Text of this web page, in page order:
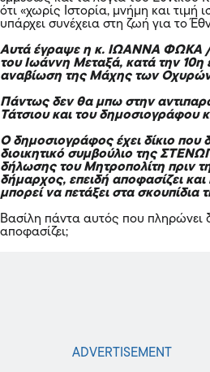
ότι «χωρίς Ιστορία, μνήμη και τιμή
υπάρχει συνέχεια στη ζωή για το
Αυτά έγραψε η κ. ΙΩΑΝΝΑ ΦΩΚΑ /
του Ιωάννη Μεταξά, κατά την 10η
αναβίωση της Μάχης των
Πάντως δεν θα μπω στην
Τάτσιου και του δημοσιογράφου
Ο δημοσιογράφος έχει δίκιο που
διοικητικό συμβούλιο της
δήλωσης του Μητροπολίτη πριν
δήμαρχος, επειδή αποφασίζει
μπορεί να πετάξει στα σκουπίδια
Βασίλη πάντα αυτός που πληρώνει
αποφασίζει;